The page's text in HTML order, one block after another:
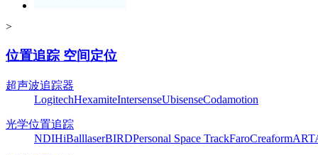
>
位置追踪 空间定位
超声波追踪器
LogitechHexamiteIntersenseUbisenseCodamotion
光学位置追踪
NDIHiBalllaserBIRDPersonal Space TrackFaroCreaformART